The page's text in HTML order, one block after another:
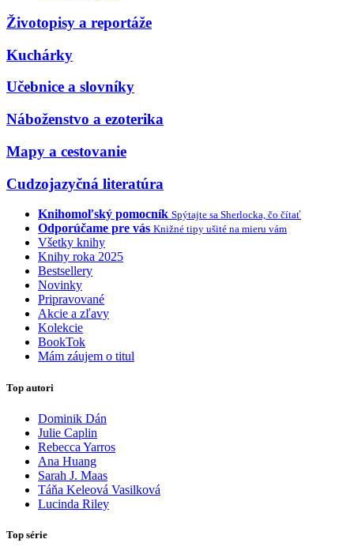
Životopisy a reportáže
Kuchárky
Učebnice a slovníky
Náboženstvo a ezoterika
Mapy a cestovanie
Cudzojazyčná literatúra
Knihomoľský pomocník Spýtajte sa Sherlocka, čo čítať
Odporúčame pre vás Knižné tipy ušité na mieru vám
Všetky knihy
Knihy roka 2025
Bestsellery
Novinky
Pripravované
Akcie a zľavy
Kolekcie
BookTok
Mám záujem o titul
Top autori
Dominik Dán
Julie Caplin
Rebecca Yarros
Ana Huang
Sarah J. Maas
Táňa Keleová Vasilková
Lucinda Riley
Top série